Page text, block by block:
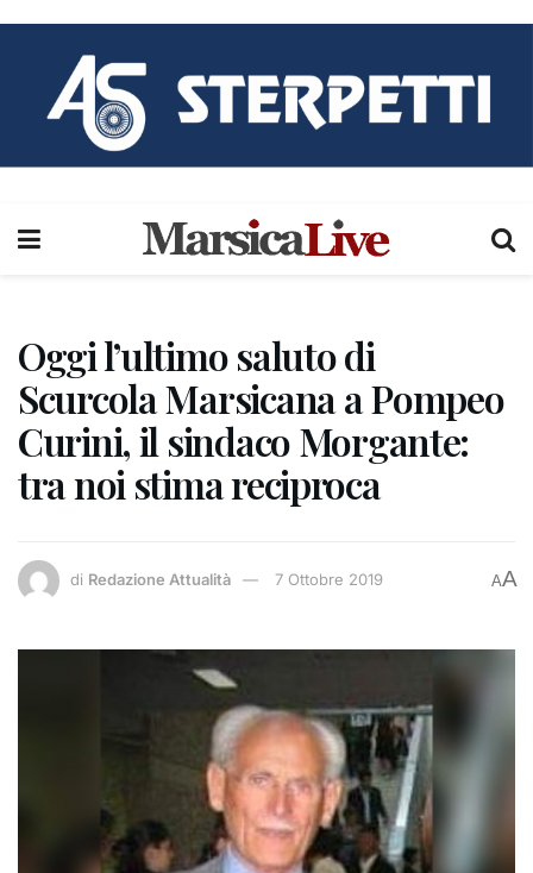
Oggi l’ultimo saluto di
Scurcola Marsicana a Pompeo
Curini, il sindaco Morgante:
tra noi stima reciproca
di Redazione Attualità 7 Ottobre 2019 AA